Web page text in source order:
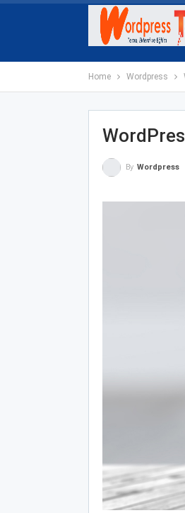
Home Wordpress
By Wordpress